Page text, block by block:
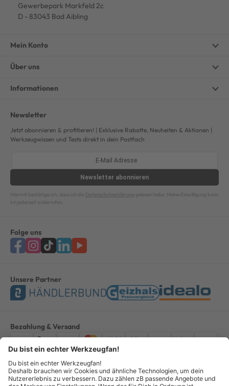
Gewerbepark Markfeld 2c
D - 83043 Bad Aibling
Mein Konto
Über uns
Informationen
Newsletter
Jetzt abonnieren & profitieren! | Exklusive Rabatte, Neuheiten & Aktionen |
Werkzeugwissen und Tests direkt in dein Postfach
Newsletter abonnieren
Hiermit bestätige ich, dass ich die Datenschutzerklärung gelesen habe. Meine Einwilligung kann
ich jederzeit widerrufen.
Folge uns
Unsere Partner
Bezahlung & Versand
ImpressumAGBDatenschutzWiderruf Vertrag widerrufen